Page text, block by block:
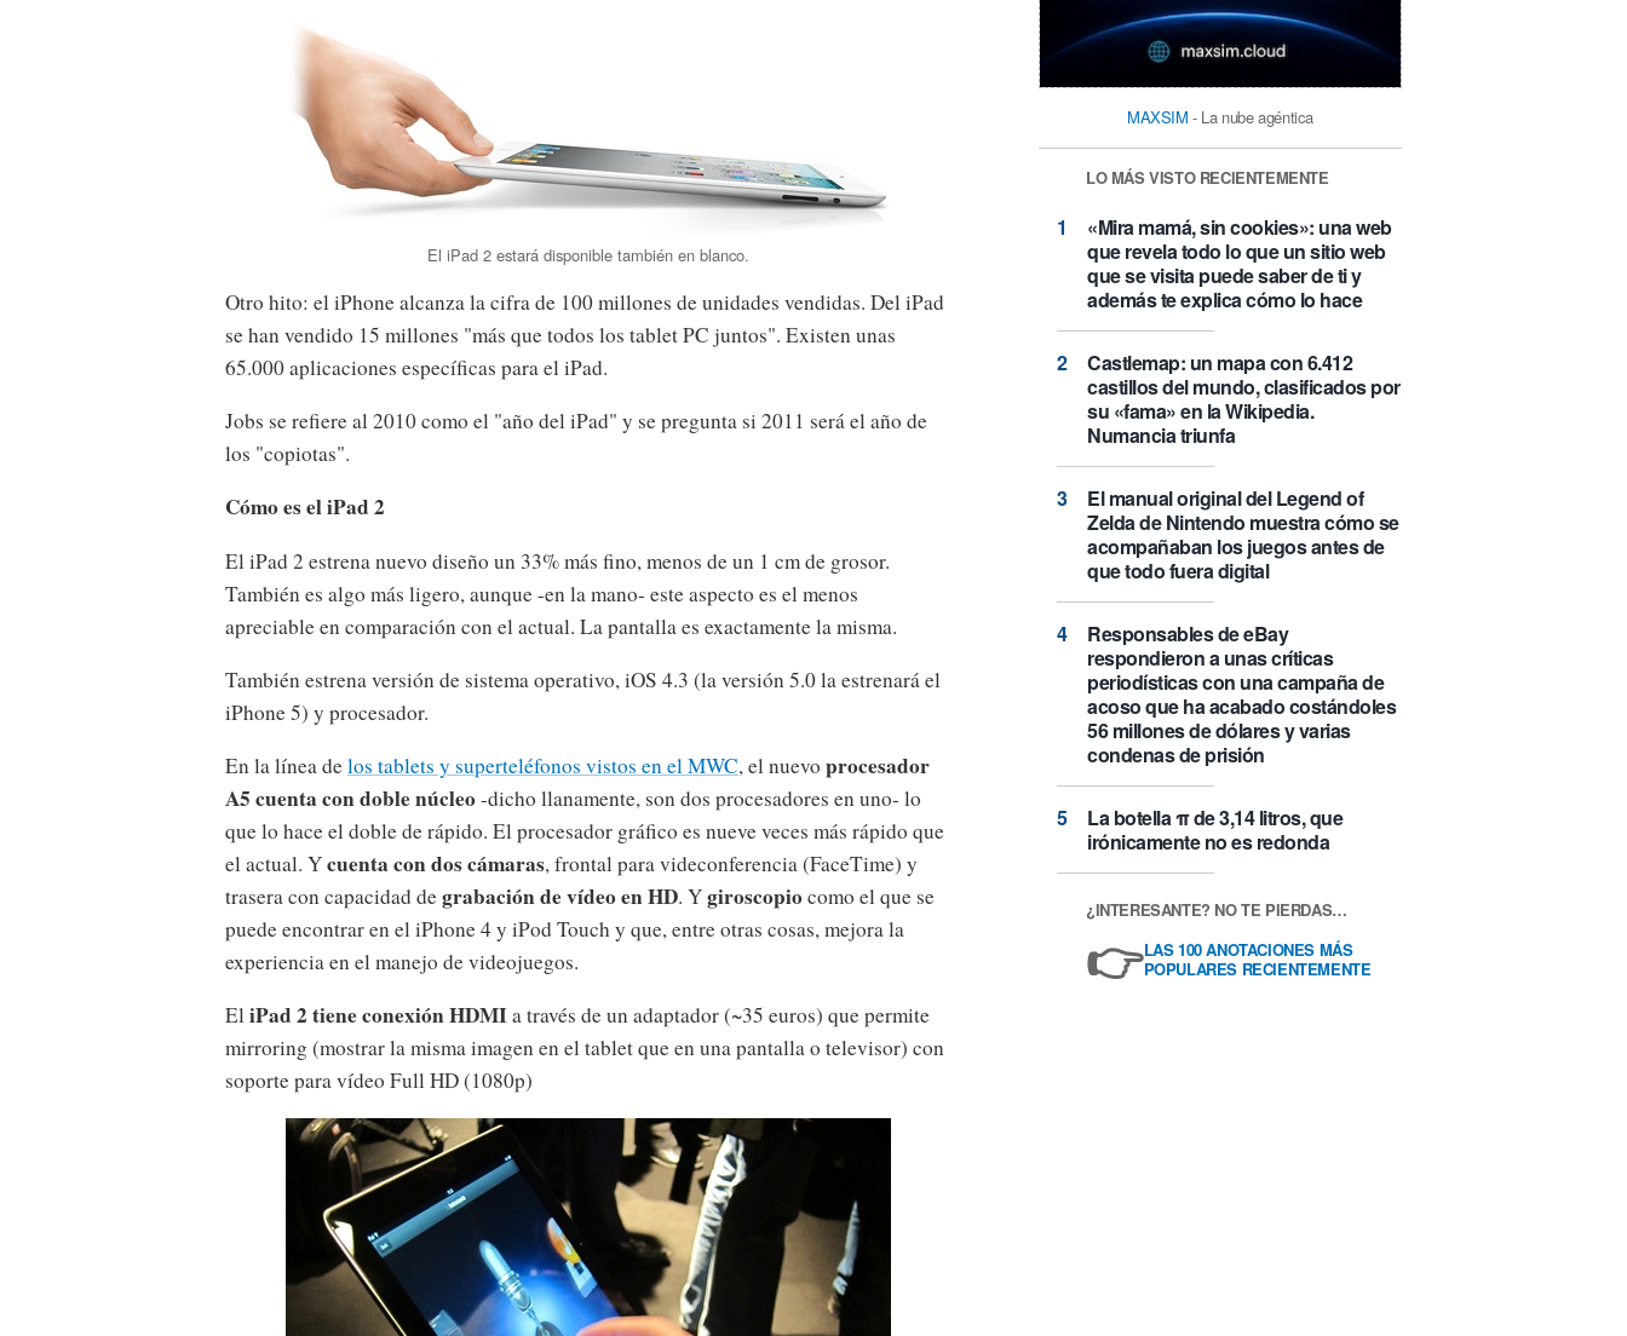
El iPad 2 estará disponible también en blanco.
Otro hito: el iPhone alcanza la cifra de 100 millones de unidades vendidas. Del iPad
se han vendido 15 millones "más que todos los tablet PC juntos". Existen unas
65.000 aplicaciones específicas para el iPad.
Jobs se refiere al 2010 como el "año del iPad" y se pregunta si 2011 será el año de
los "copiotas".
Cómo es el iPad 2
El iPad 2 estrena nuevo diseño un 33% más fino, menos de un 1 cm de grosor.
También es algo más ligero, aunque -en la mano- este aspecto es el menos
apreciable en comparación con el actual. La pantalla es exactamente la misma.
También estrena versión de sistema operativo, iOS 4.3 (la versión 5.0 la estrenará el
iPhone 5) y procesador.
En la línea delos tablets y superteléfonos vistos en el MWC, el nuevo procesador
A5 cuenta con doble núcleo-dicho llanamente, son dos procesadores en uno- lo
que lo hace el doble de rápido. El procesador gráfico es nueve veces más rápido que
el actual. Ycuenta con dos cámaras, frontal para videconferencia (FaceTime) y
trasera con capacidad degrabación de vídeo en HD. Ygiroscopiocomo el que se
puede encontrar en el iPhone 4 y iPod Touch y que, entre otras cosas, mejora la
experiencia en el manejo de videojuegos.
EliPad 2 tiene conexión HDMIa través de un adaptador (~35 euros) que permite
mirroring (mostrar la misma imagen en el tablet que en una pantalla o televisor) con
soporte para vídeo Full HD (1080p)
MAXSIM - La nube agéntica
LO MÁS VISTO RECIENTEMENTE
«Mira mamá, sin cookies»: una web
que revela todo lo que un sitio web
que se visita puede saber de ti y
además te explica cómo lo hace
Castlemap: un mapa con 6.412
castillos del mundo, clasificados por
su «fama» en la Wikipedia.
Numancia triunfa
El manual original del Legend of
Zelda de Nintendo muestra cómo se
acompañaban los juegos antes de
que todo fuera digital
Responsables de eBay
respondieron a unas críticas
periodísticas con una campaña de
acoso que ha acabado costándoles
56 millones de dólares y varias
condenas de prisión
La botella π de 3,14 litros, que
irónicamente no es redonda
¿INTERESANTE? NO TE PIERDAS…
👉LAS 100 ANOTACIONES MÁS
POPULARES RECIENTEMENTE